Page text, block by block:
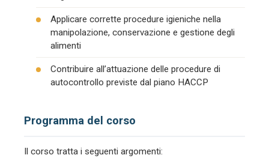
Applicare corrette procedure igieniche nella
manipolazione, conservazione e gestione degli
alimenti
Contribuire all’attuazione delle procedure di
autocontrollo previste dal piano HACCP
Programma del corso
Il corso tratta i seguenti argomenti: